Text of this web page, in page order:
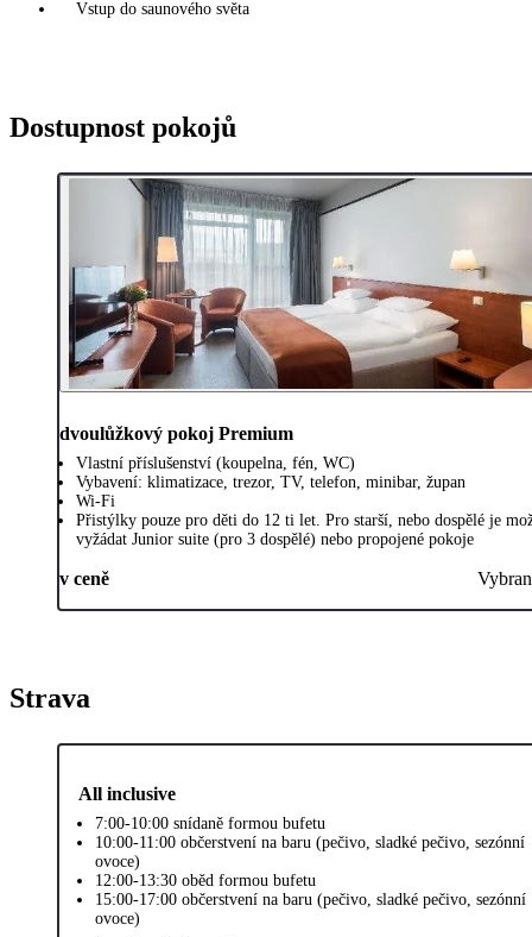
Vstup do saunového světa
Dostupnost pokojů
dvoulůžkový pokoj Premium
Vlastní příslušenství (koupelna, fén, WC)
Vybavení: klimatizace, trezor, TV, telefon, minibar, župan
Wi-Fi
Přistýlky pouze pro děti do 12 ti let. Pro starší, nebo dospělé je
vyžádat Junior suite (pro 3 dospělé) nebo propojené pokoje
v ceně
Strava
All inclusive
7:00-10:00 snídaně formou bufetu
10:00-11:00 občerstvení na baru (pečivo, sladké pečivo, sezónní
ovoce)
12:00-13:30 oběd formou bufetu
15:00-17:00 občerstvení na baru (pečivo, sladké pečivo, sezónní
ovoce)